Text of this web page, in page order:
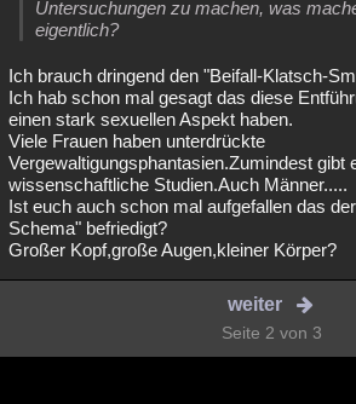
Untersuchungen zu machen, was
eigentlich?
Ich brauch dringend den "Beifall-Klatsch-
Ich hab schon mal gesagt das diese
einen stark sexuellen Aspekt haben.
Viele Frauen haben unterdrückte
Vergewaltigungsphantasien.Zumindest gibt
wissenschaftliche Studien.Auch Männer.....
Ist euch auch schon mal aufgefallen das
Schema" befriedigt?
Großer Kopf,große Augen,kleiner Körper?
weiter
Seite 2 von 3